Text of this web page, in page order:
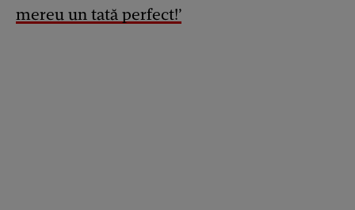
mereu un tată perfect!’